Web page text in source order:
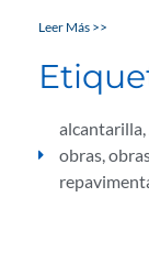
Leer Más >>
alcantarilla,
obras,